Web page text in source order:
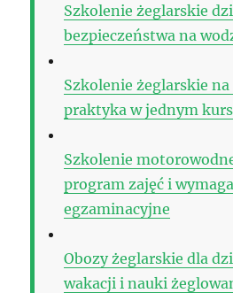
Szkolenie żeglarskie
bezpieczeństwa na
Szkolenie żeglarskie
praktyka w jednym
Szkolenie
program zajęć i
egzaminacyjne
Obozy żeglarskie dla
wakacji i nauki